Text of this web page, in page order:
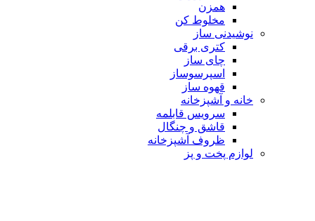
همزن
مخلوط کن
نوشیدنی ساز
کتری برقی
چای ساز
اسپرسوساز
قهوه ساز
خانه و آشپزخانه
سرویس قابلمه
قاشق و چنگال
ظروف آشپزخانه
لوازم پخت و پز